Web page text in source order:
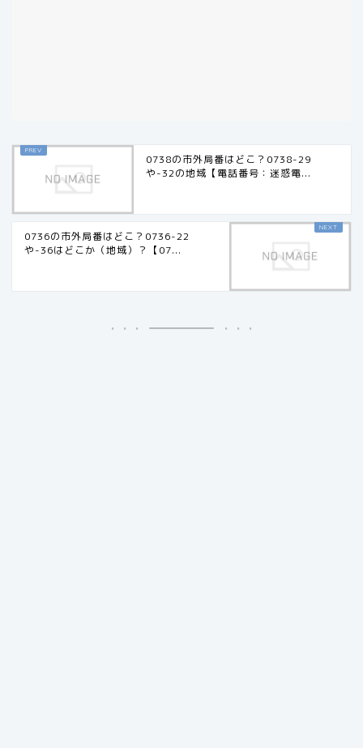
0738の市外局番はどこ？0738-29
や-32の地域【電話番号：迷惑電...
0736の市外局番はどこ？0736-22
や-36はどこか（地域）？【07...